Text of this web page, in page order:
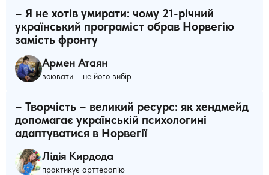
– Я не хотів умирати: чому 21-річний
український програміст обрав Норвегію
замість фронту
Армен Атаян
воювати – не його вибір
– Творчість – великий ресурс: як хендмейд
допомагає українській психологині
адаптуватися в Норвегії
Лідія Кирдода
практикує арттерапію